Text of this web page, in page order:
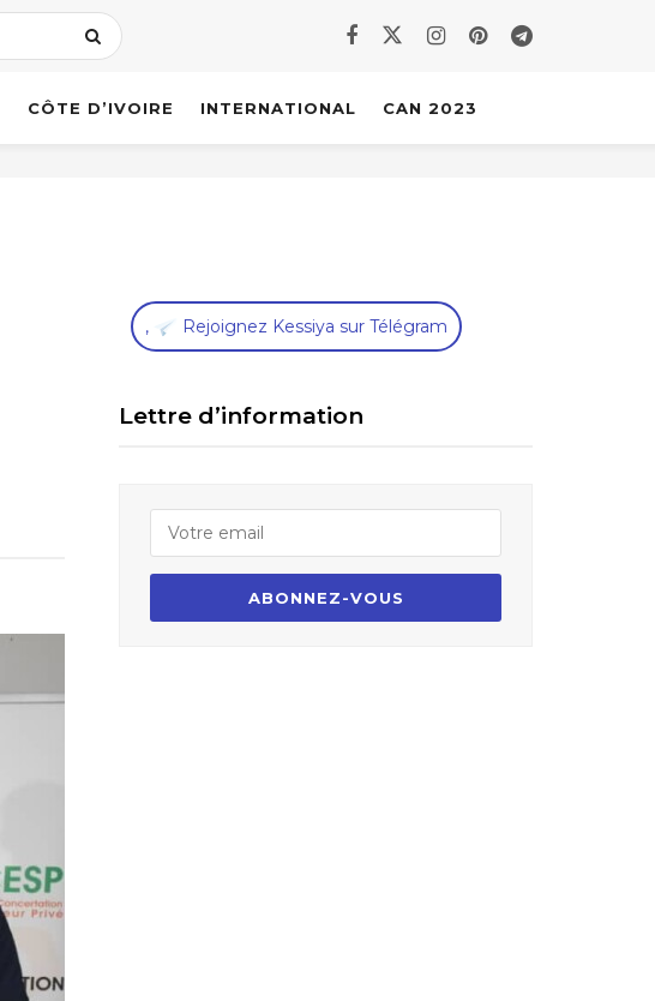
CÔTE D’IVOIRE INTERNATIONAL CAN 2023
, Rejoignez Kessiya sur Télégram
Lettre d’information